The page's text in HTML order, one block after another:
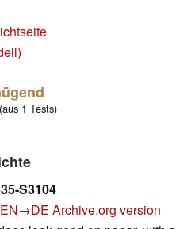
1 Tests)
S3104
EN→DE Archive.org version